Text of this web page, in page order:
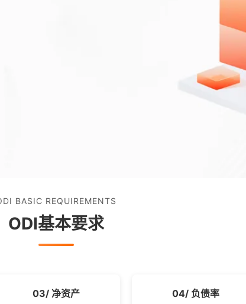
BASIC REQUIREMENTS
ODI基本要求
03/ 净资产 04/ 负债率